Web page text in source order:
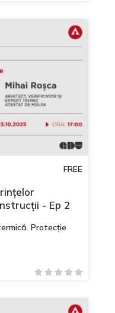
FREE
- Ep 2
Protecție